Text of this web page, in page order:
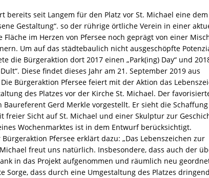
bereits seit Langem für den Platz vor St. Michael eine dem
Gestaltung“. so der rührige örtliche Verein in einer
Fläche im Herzen von Pfersee noch geprägt von einer
Um auf das städtebaulich nicht ausgeschöpfte
die Bürgeraktion dort 2017 einen „Park(ing) Day“ und
Diese findet dieses Jahr am 21. September 2019 aus
Bürgeraktion Pfersee feiert mit der Aktion das
des Platzes vor der Kirche St. Michael. Der
Gerd Merkle vorgestellt. Er sieht die
freier Sicht auf St. Michael und einer Skulptur zur
Wochenmarktes ist in dem Entwurf berücksichtigt.
Pfersee erklärt dazu: „Das Lebenszeichen zur
freut uns natürlich. Insbesondere, dass auch der
in das Projekt aufgenommen und räumlich neu
Sorge, dass durch eine Umgestaltung des Platzes dringend